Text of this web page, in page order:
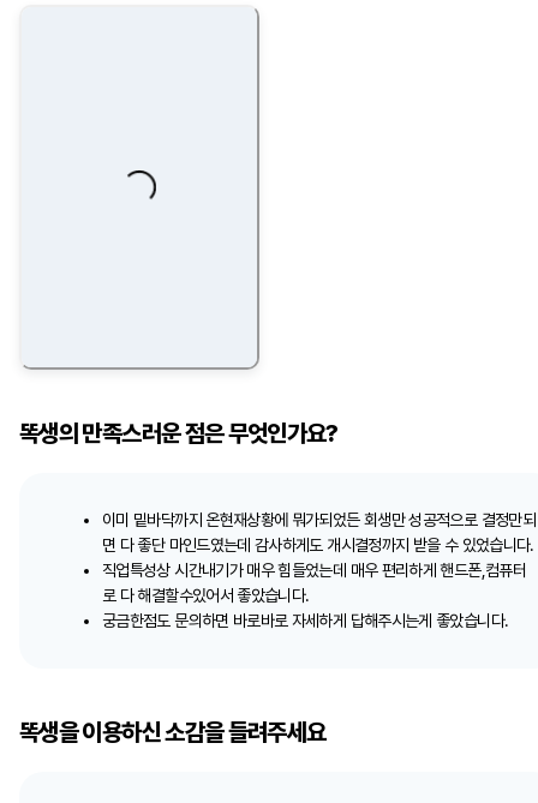
똑생의 만족스러운 점은 무엇인가요?
이미 밑바닥까지 온현재상황에 뭐가되었든 회생만 성공적으로 결정만되
면 다 좋단 마인드였는데 감사하게도 개시결정까지 받을 수 있었습니다.
직업특성상 시간내기가 매우 힘들었는데 매우 편리하게 핸드폰,컴퓨터
로 다 해결할수있어서 좋았습니다.
궁금한점도 문의하면 바로바로 자세하게 답해주시는게 좋았습니다.
똑생을 이용하신 소감을 들려주세요